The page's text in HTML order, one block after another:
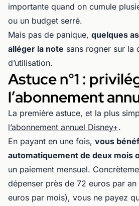
importante quand on cumule
ou un budget serré.
Mais pas de panique, quelques
alléger la note sans rogner sur la
d’utilisation.
Astuce n°1 :
l’abonnement
La première astuce, et la plus
l’abonnement annuel Disney+.
En payant en une fois, vous
automatiquement de deux mois
un paiement mensuel.
dépenser près de 72 euros par
euros par mois), vous ne payez